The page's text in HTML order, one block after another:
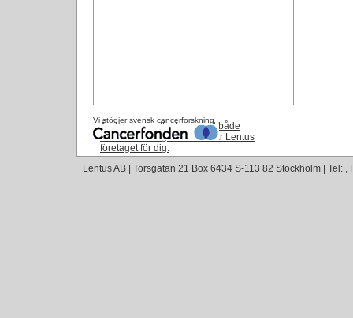
Är du sugen att arbeta med både
marknadsföring och IT. Då är Lentus
företaget för dig.
Vi stödjer svensk cancerforskning
Lentus AB | Torsgatan 21 Box 6434 S-113 82 Stockholm | Tel: ,